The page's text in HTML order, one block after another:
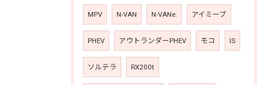
MPV N-VAN N-VANe: アイミーブ
PHEV アウトランダーPHEV モコ IS
ソルテラ RX200t